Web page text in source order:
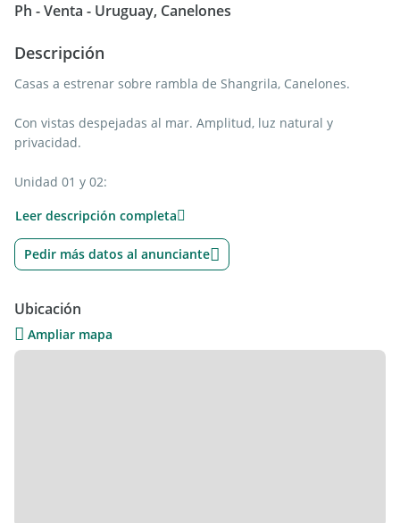
Ph - Venta - Uruguay, Canelones
Descripción
Casas a estrenar sobre rambla de Shangrila, Canelones.
Con vistas despejadas al mar. Amplitud, luz natural y
privacidad.
Unidad 01 y 02:
Planta Baja: estar-comedor con cocina integrada y toilette.
Salida al jardín, Barbacoa cerrada al fondo con baño de
servicio, parrillero.
Planta alta: 3 dormitorios, 2 baños completos, 1 en suite,
balcón desde habitación principal.
Previsiones para aires acondicionados, tv cable, fibra óptica e
Leer descripción completa
Pedir más datos al anunciante
Ubicación
Ampliar mapa